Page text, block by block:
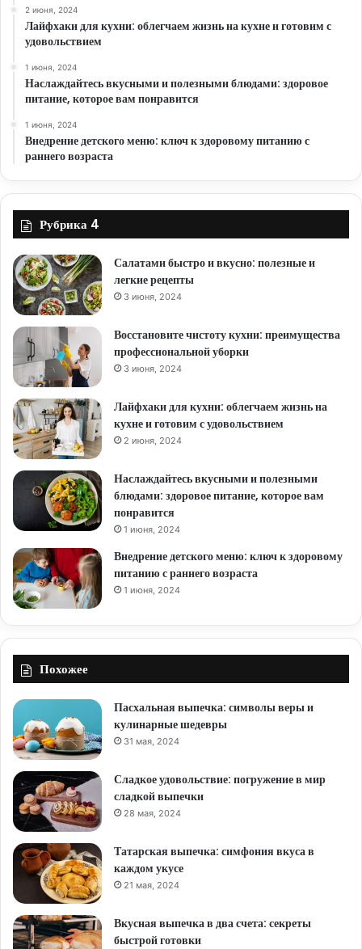
2 июня, 2024
Лайфхаки для кухни: облегчаем жизнь на кухне и готовим с
удовольствием
1 июня, 2024
Наслаждайтесь вкусными и полезными блюдами: здоровое
питание, которое вам понравится
1 июня, 2024
Внедрение детского меню: ключ к здоровому питанию с
раннего возраста
Рубрика 4
Салатами быстро и вкусно: полезные и
легкие рецепты
3 июня, 2024
Восстановите чистоту кухни: преимущества
профессиональной уборки
3 июня, 2024
Лайфхаки для кухни: облегчаем жизнь на
кухне и готовим с удовольствием
2 июня, 2024
Наслаждайтесь вкусными и полезными
блюдами: здоровое питание, которое вам
понравится
1 июня, 2024
Внедрение детского меню: ключ к здоровому
питанию с раннего возраста
1 июня, 2024
Похожее
Пасхальная выпечка: символы веры и
кулинарные шедевры
31 мая, 2024
Сладкое удовольствие: погружение в мир
сладкой выпечки
28 мая, 2024
Татарская выпечка: симфония вкуса в
каждом укусе
21 мая, 2024
Вкусная выпечка в два счета: секреты
быстрой готовки